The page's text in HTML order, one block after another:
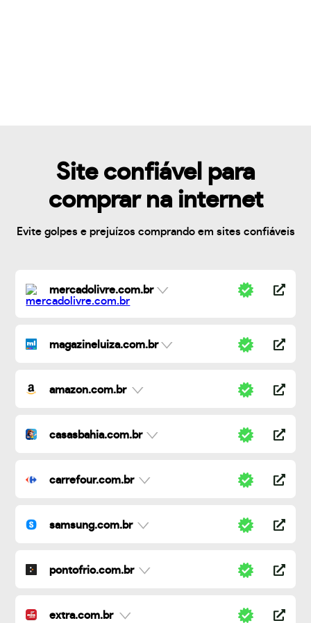
Site confiável para
comprar na internet
Evite golpes e prejuízos comprando em sites confiáveis
mercadolivre.com.br
magazineluiza.com.br
amazon.com.br
casasbahia.com.br
carrefour.com.br
samsung.com.br
pontofrio.com.br
extra.com.br